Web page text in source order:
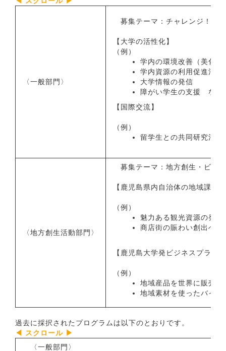
〈一般部門〉
募集テーマ：チャレンジ！鹿
【大学の活性化】
（例）
学内の環境改善（美化）
学内資源の利用促進活動
大学情報の発信
障がい学生の支援 など
【国際交流】
（例）
留学生との共同研究活
〈地方創生活動部門〉
募集テーマ：地方創生・ビジ
【鹿児島県内自治体の地域課題】
（例）
魅力ある観光資源の発
商店街の賑わい創出へ
【鹿児島大学発ビジネスプラン】
（例）
地域産品を世界に販売
地域素材を使ったバイ
過去に採択されたプログラムは以下のとおりです。
〈一般部門〉